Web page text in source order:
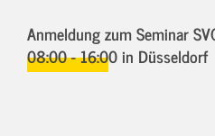
Anmeldung zum Seminar
08:00 - 16:00in Düsseldorf